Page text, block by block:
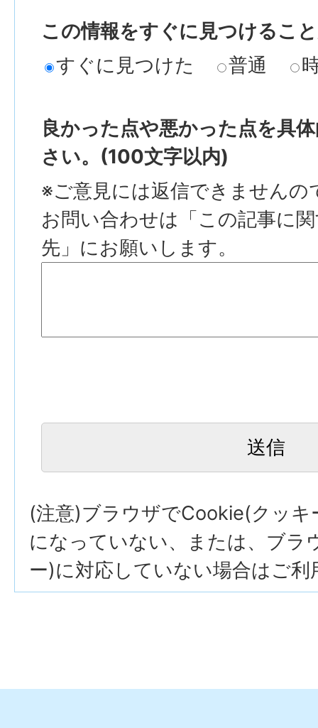
この情報をすぐに見つけるこ
すぐに見つけた
普通
良かった点や悪かった点を具
さい。(100文字以内)
※ご意見には返信できませんの
お問い合わせは「この記事に
先」にお願いします。
(注意)ブラウザでCookie(クッキ
になっていない、または、ブラ
ー)に対応していない場合はご利